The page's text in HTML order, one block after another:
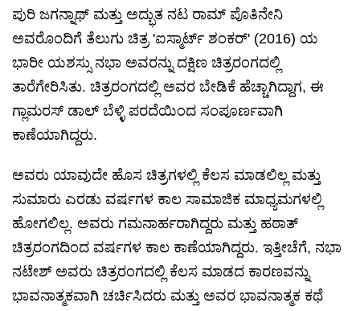
ಪುರಿ ಜಗನ್ನಾಥ್ ಮತ್ತು ಅದ್ಭುತ ನಟ ರಾಮ್ ಪೊತಿನೇನಿ
ಅವರೊಂದಿಗೆ ತೆಲುಗು ಚಿತ್ರ 'ಐಸ್ಮಾರ್ಟ್ ಶಂಕರ್' (2016) ಯ
ಭಾರೀ ಯಶಸ್ಸು ನಭಾ ಅವರನ್ನು ದಕ್ಷಿಣ ಚಿತ್ರರಂಗದಲ್ಲಿ
ತಾರೆಗೇರಿಸಿತು. ಚಿತ್ರರಂಗದಲ್ಲಿ ಅವರ ಬೇಡಿಕೆ ಹೆಚ್ಚಾಗಿದ್ದಾಗ, ಈ
ಗ್ಲಾಮರಸ್ ಡಾಲ್ ಬೆಳ್ಳಿ ಪರದೆಯಿಂದ ಸಂಪೂರ್ಣವಾಗಿ
ಕಾಣೆಯಾಗಿದ್ದರು.
ಅವರು ಯಾವುದೇ ಹೊಸ ಚಿತ್ರಗಳಲ್ಲಿ ಕೆಲಸ ಮಾಡಲಿಲ್ಲ ಮತ್ತು
ಸುಮಾರು ಎರಡು ವರ್ಷಗಳ ಕಾಲ ಸಾಮಾಜಿಕ ಮಾಧ್ಯಮಗಳಲ್ಲಿ
ಹೋಗಲಿಲ್ಲ. ಅವರು ಗಮನಾರ್ಹರಾಗಿದ್ದರು ಮತ್ತು ಹಠಾತ್
ಚಿತ್ರರಂಗದಿಂದ ವರ್ಷಗಳ ಕಾಲ ಕಾಣೆಯಾಗಿದ್ದರು. ಇತ್ತೀಚೆಗೆ, ನಭಾ
ನಟೇಶ್ ಅವರು ಚಿತ್ರರಂಗದಲ್ಲಿ ಕೆಲಸ ಮಾಡದ ಕಾರಣವನ್ನು
ಭಾವನಾತ್ಮಕವಾಗಿ ಚರ್ಚಿಸಿದರು ಮತ್ತು ಅವರ ಭಾವನಾತ್ಮಕ ಕಥೆ